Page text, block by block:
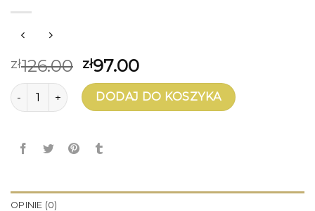
zł126.00 zł97.00
ilość kolczyki vivienne westwood
DODAJ DO KOSZYKA
OPINIE (0)